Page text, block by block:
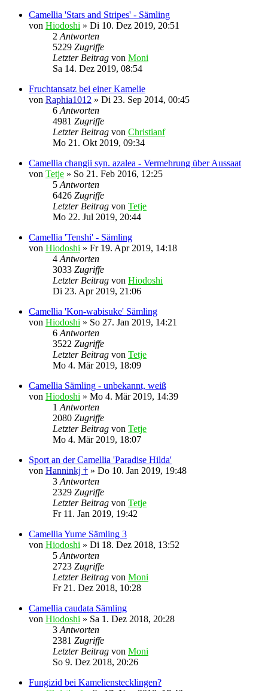
Camellia 'Stars and Stripes' - Sämling
von Hiodoshi » Di 10. Dez 2019, 20:51
2 Antworten
5229 Zugriffe
Letzter Beitrag von Moni
Sa 14. Dez 2019, 08:54
Fruchtansatz bei einer Kamelie
von Raphia1012 » Di 23. Sep 2014, 00:45
6 Antworten
4981 Zugriffe
Letzter Beitrag von Christianf
Mo 21. Okt 2019, 09:34
Camellia changii syn. azalea - Vermehrung über Aussaat
von Tetje » So 21. Feb 2016, 12:25
5 Antworten
6426 Zugriffe
Letzter Beitrag von Tetje
Mo 22. Jul 2019, 20:44
Camellia 'Tenshi' - Sämling
von Hiodoshi » Fr 19. Apr 2019, 14:18
4 Antworten
3033 Zugriffe
Letzter Beitrag von Hiodoshi
Di 23. Apr 2019, 21:06
Camellia 'Kon-wabisuke' Sämling
von Hiodoshi » So 27. Jan 2019, 14:21
6 Antworten
3522 Zugriffe
Letzter Beitrag von Tetje
Mo 4. Mär 2019, 18:09
Camellia Sämling - unbekannt, weiß
von Hiodoshi » Mo 4. Mär 2019, 14:39
1 Antworten
2080 Zugriffe
Letzter Beitrag von Tetje
Mo 4. Mär 2019, 18:07
Sport an der Camellia 'Paradise Hilda'
von Hanninkj † » Do 10. Jan 2019, 19:48
3 Antworten
2329 Zugriffe
Letzter Beitrag von Tetje
Fr 11. Jan 2019, 19:42
Camellia Yume Sämling 3
von Hiodoshi » Di 18. Dez 2018, 13:52
5 Antworten
2723 Zugriffe
Letzter Beitrag von Moni
Fr 21. Dez 2018, 10:28
Camellia caudata Sämling
von Hiodoshi » Sa 1. Dez 2018, 20:28
3 Antworten
2381 Zugriffe
Letzter Beitrag von Moni
So 9. Dez 2018, 20:26
Fungizid bei Kamelienstecklingen?